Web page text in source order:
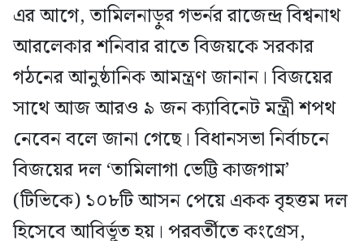
এর আগে, তামিলনাড়ুর গভর্নর রাজেন্দ্র বিশ্বনাথ
আরলেকার শনিবার রাতে বিজয়কে সরকার
গঠনের আনুষ্ঠানিক আমন্ত্রণ জানান। বিজয়ের
সাথে আজ আরও ৯ জন ক্যাবিনেট মন্ত্রী শপথ
নেবেন বলে জানা গেছে। বিধানসভা নির্বাচনে
বিজয়ের দল ‘তামিলাগা ভেট্টি কাজগাম’
(টিভিকে) ১০৮টি আসন পেয়ে একক বৃহত্তম দল
হিসেবে আবির্ভূত হয়। পরবর্তীতে কংগ্রেস,